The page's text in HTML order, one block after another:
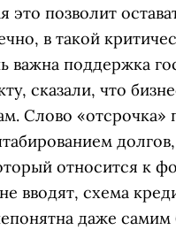
это позволит
в такой
важна поддержка
сказали, что
Слово «отсрочка»
долгов,
относится к
вводят, схема
даже самим